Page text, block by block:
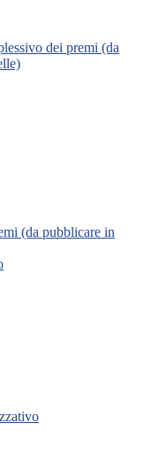
dei premi (da
(da pubblicare in